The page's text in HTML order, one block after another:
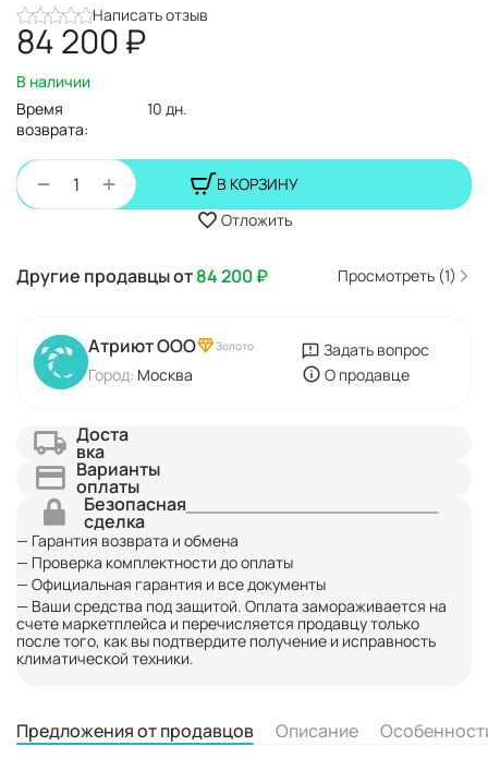
Написать отзыв
84 200₽
В наличии
Время
возврата:
10 дн.
+
−
В КОРЗИНУ
Отложить
Другие продавцы от84 200₽ Просмотреть (1)
Атриют ООО Золото
Город: Москва
Задать вопрос
О продавце
Доста
вка
Варианты
оплаты
Безопасная
сделка
— Гарантия возврата и обмена
— Проверка комплектности до оплаты
— Официальная гарантия и все документы
— Ваши средства под защитой. Оплата замораживается на
счете маркетплейса и перечисляется продавцу только
после того, как вы подтвердите получение и исправность
климатической техники.
Предложения от продавцов Описание